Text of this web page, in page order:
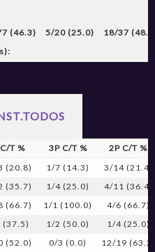
(46.3) 5/20 (25.0)
18/37
T % 3P C/T %
2P C/T %
(20.8) 1/7 (14.3)
3/14 (21.4)
(35.7) 1/4 (25.0)
4/11 (36.4)
(66.7) 1/1 (100.0)
4/6 (66.7)
(37.5) 1/2 (50.0)
1/4 (25.0)
(52.0) 0/3 (0.0)
12/19 (63.2)